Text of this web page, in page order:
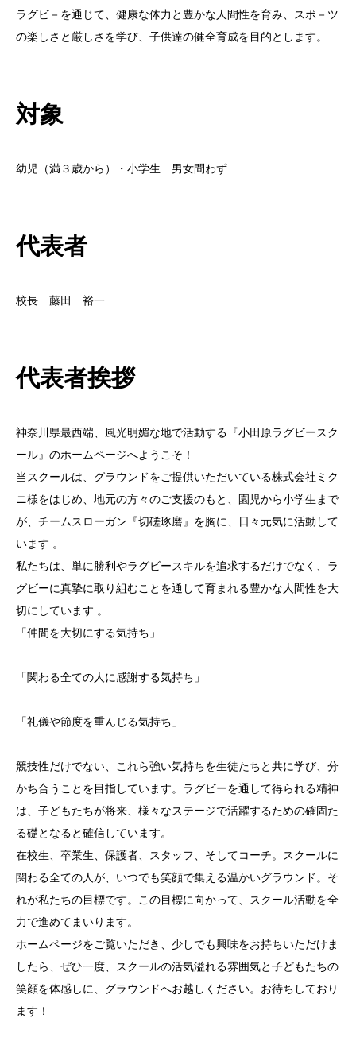
ラグビ－を通じて、健康な体力と豊かな人間性を育み、スポ－ツ
の楽しさと厳しさを学び、子供達の健全育成を目的とします。
対象
幼児（満３歳から）・小学生 男女問わず
代表者
校長 藤田 裕一
代表者挨拶
神奈川県最西端、風光明媚な地で活動する『小田原ラグビースク
ール』のホームページへようこそ！
当スクールは、グラウンドをご提供いただいている株式会社ミク
ニ様をはじめ、地元の方々のご支援のもと、園児から小学生まで
が、チームスローガン『切磋琢磨』を胸に、日々元気に活動して
います 。
私たちは、単に勝利やラグビースキルを追求するだけでなく、ラ
グビーに真摯に取り組むことを通して育まれる豊かな人間性を大
切にしています 。
「仲間を大切にする気持ち」
「関わる全ての人に感謝する気持ち」
「礼儀や節度を重んじる気持ち」
競技性だけでない、これら強い気持ちを生徒たちと共に学び、分
かち合うことを目指しています。ラグビーを通して得られる精神
は、子どもたちが将来、様々なステージで活躍するための確固た
る礎となると確信しています。
在校生、卒業生、保護者、スタッフ、そしてコーチ。スクールに
関わる全ての人が、いつでも笑顔で集える温かいグラウンド。そ
れが私たちの目標です。この目標に向かって、スクール活動を全
力で進めてまいります。
ホームページをご覧いただき、少しでも興味をお持ちいただけま
したら、ぜひ一度、スクールの活気溢れる雰囲気と子どもたちの
笑顔を体感しに、グラウンドへお越しください。お待ちしており
ます！